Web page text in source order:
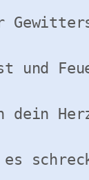
und
dein